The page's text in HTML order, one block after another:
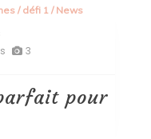
/ défi 1 / News
Pas
parfait
pour
3
pour